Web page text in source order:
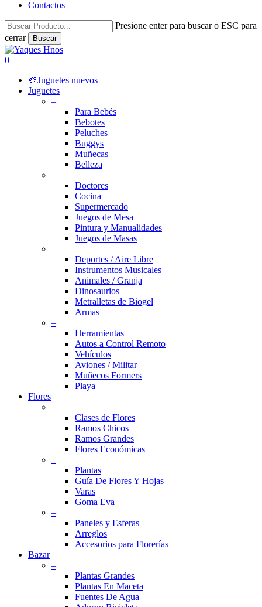
Contactos
Presione enter para buscar o ESC para
cerrar
Buscar
Close
Search
search
account
0
🎨Juguetes nuevos
Juguetes
–
Para Bebés
Bebotes
Peluches
Buggys
Muñecas
Belleza
–
Doctores
Cocina
Supermercado
Juegos de Mesa
Pintura y Manualidades
Juegos de Masas
–
Deportes / Aire Libre
Instrumentos Musicales
Animales / Granja
Dinosaurios
Metralletas de Biogel
Armas
–
Herramientas
Autos a Control Remoto
Vehículos
Aviones / Militar
Muñecos Formers
Playa
Flores
–
Clases de Flores
Ramos Chicos
Ramos Grandes
Flores Económicas
–
Plantas
Guía De Flores Y Hojas
Varas
Goma Eva
–
Paneles y Esferas
Arreglos
Accesorios para Florerías
Bazar
–
Plantas Grandes
Plantas En Maceta
Fuentes De Agua